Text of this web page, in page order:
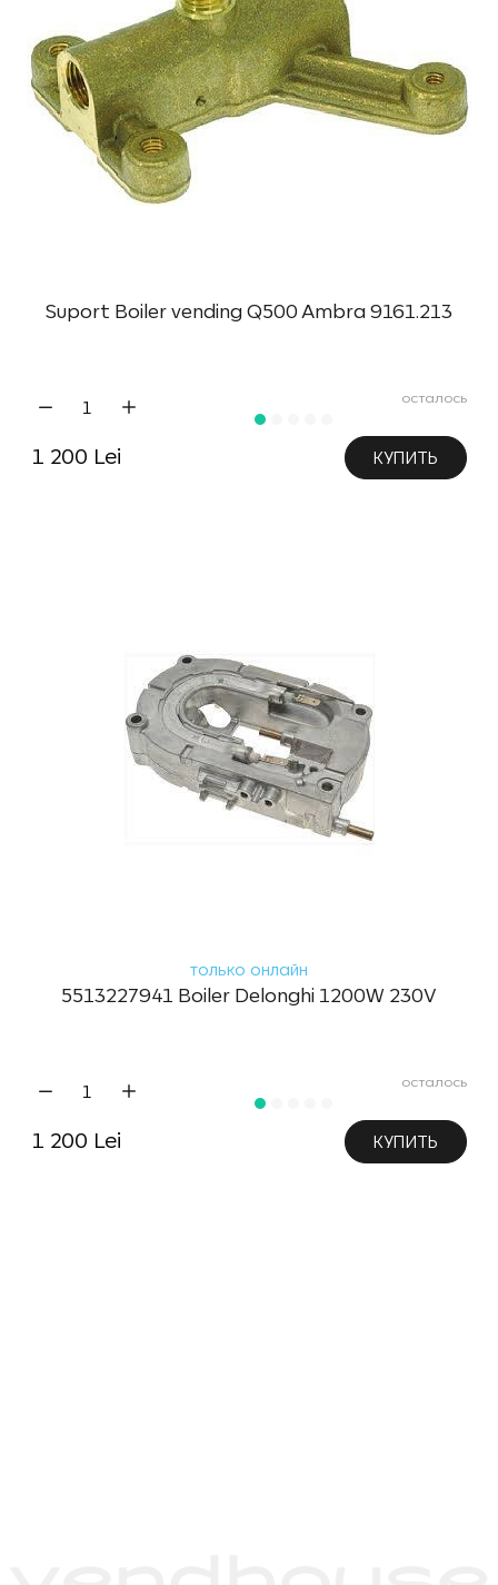
Suport Boiler vending Q500 Ambra 9161.213
осталось
1 200 Lei КУПИТЬ
только онлайн
5513227941 Boiler Delonghi 1200W 230V
осталось
1 200 Lei КУПИТЬ